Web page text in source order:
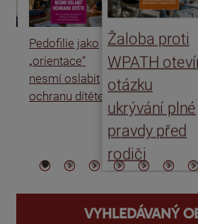
Pedofilie jako
„orientace“
nesmí oslabit
ochranu dítěte
Žaloba proti
WPATH
otázku
ukrývání plné
pravdy před
rodiči
VYHLEDÁVANÝ